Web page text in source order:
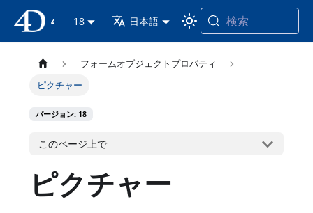
18 日本語 検索
フォームオブジェクトプロパティ
ピクチャー
バージョン: 18
このページ上で
ピクチャー